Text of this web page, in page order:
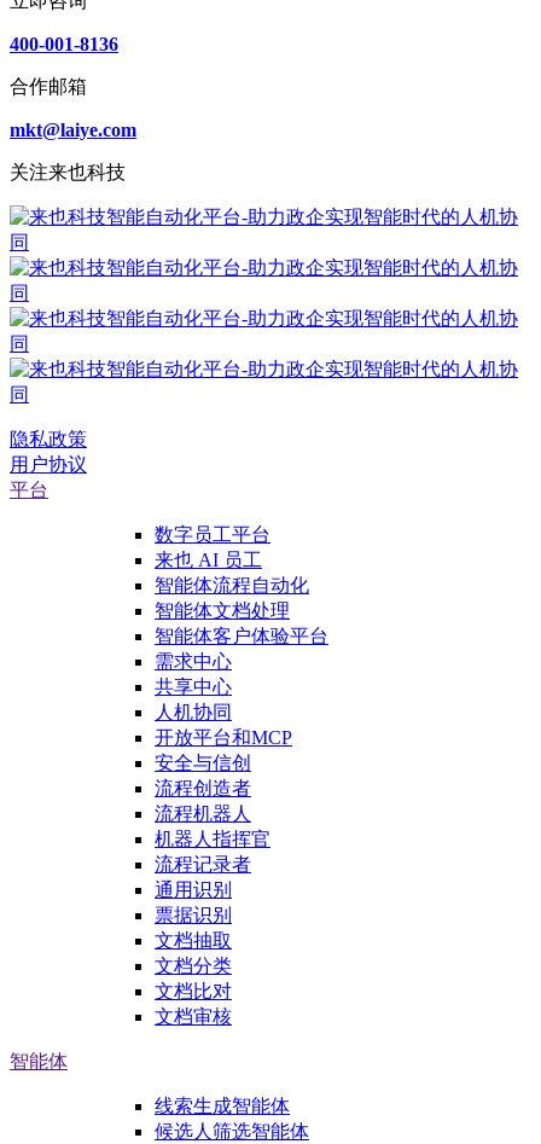
400-001-8136
合作邮箱
mkt@laiye.com
关注来也科技
隐私政策
用户协议
平台
数字员工平台
来也 AI 员工
智能体流程自动化
智能体文档处理
智能体客户体验平台
需求中心
共享中心
人机协同
开放平台和MCP
安全与信创
流程创造者
流程机器人
机器人指挥官
流程记录者
通用识别
票据识别
文档抽取
文档分类
文档比对
文档审核
智能体
线索生成智能体
候选人筛选智能体